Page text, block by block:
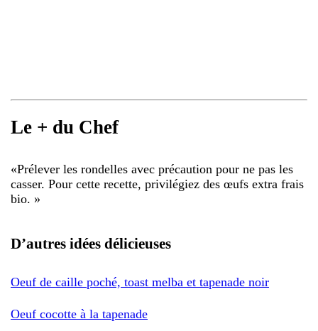
Le + du Chef
«Prélever les rondelles avec précaution pour ne pas les
casser. Pour cette recette, privilégiez des œufs extra frais
bio. »
D’autres idées délicieuses
Oeuf de caille poché, toast melba et tapenade noir
Oeuf cocotte à la tapenade